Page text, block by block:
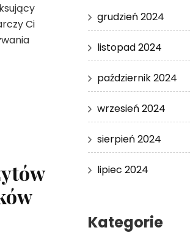
Ci
grudzień 2024
listopad 2024
październik 2024
wrzesień 2024
sierpień 2024
lipiec 2024
Kategorie